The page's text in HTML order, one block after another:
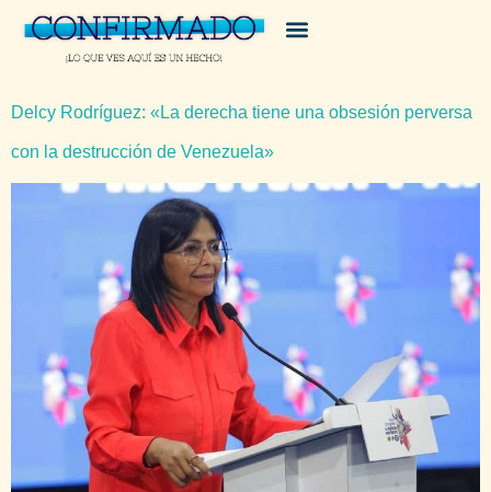
Delcy Rodríguez: «La derecha tiene una obsesión perversa
con la destrucción de Venezuela»